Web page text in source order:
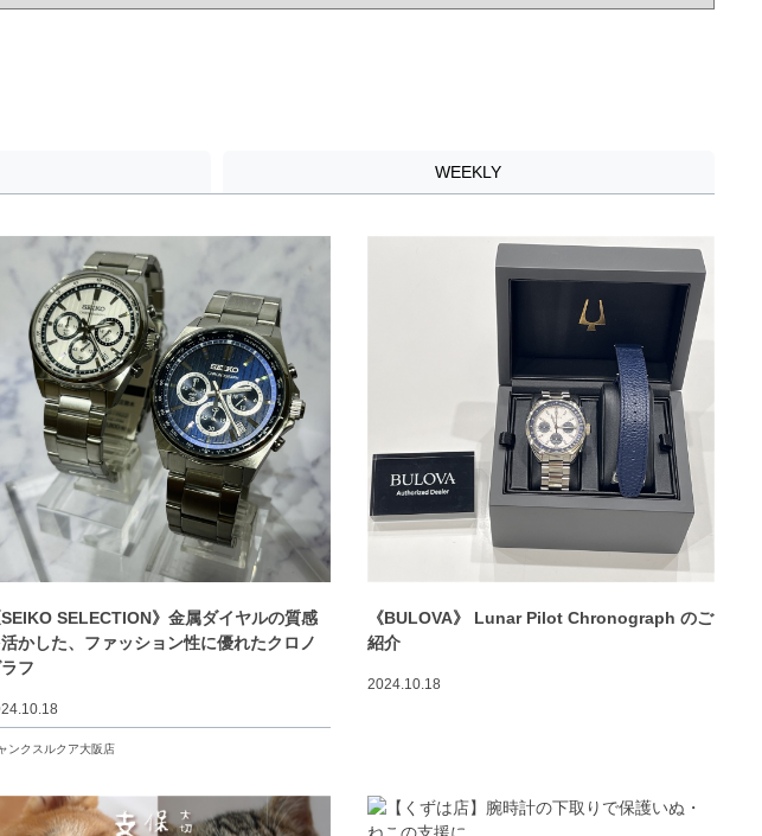
WEEKLY
SEIKO SELECTION》金属ダイヤルの質感
かした、ファッション性に優れたクロノ
フ
ンクスルクア大阪店
《BULOVA》 Lunar Pilot Chronograph のご
紹介
2024.10.18